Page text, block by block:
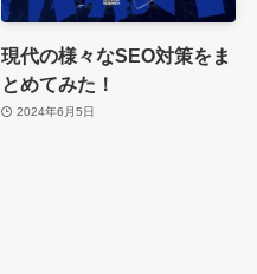
現代の様々なSEO対策をま
とめてみた！
2024年6月5日